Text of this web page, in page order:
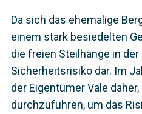
Da sich das ehemalige
einem stark besiedelten
die freien Steilhänge in
Sicherheitsrisiko dar. Im
der Eigentümer Vale
durch­zuführen, um das